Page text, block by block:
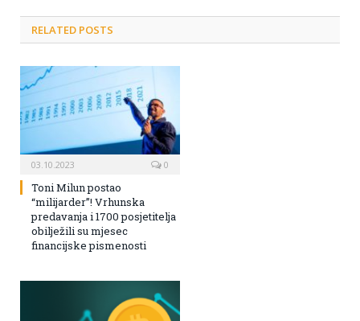
RELATED POSTS
03.10.2023 0
Toni Milun postao
“milijarder”! Vrhunska
predavanja i 1700 posjetitelja
obilježili su mjesec
financijske pismenosti